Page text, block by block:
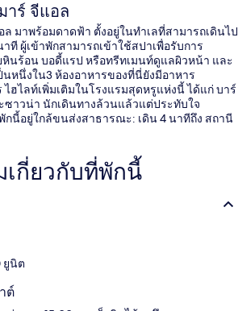
าร์ จีแอล
ล มาพร้อมดาดฟ้า ตั้งอยู่ในทำเลที่สามารถเดินไป
ที ผู้เข้าพักสามารถเข้าใช้สปาเพื่อรับการ
นร้อน บอดี้แรป หรือทรีทเมนท์ดูแลผิวหน้า และ
นหนึ่งใน3 ห้องอาหารของที่นี่ยังมีอาหาร
ไฮไลท์เพิ่มเติมในโรงแรมสุดหรูแห่งนี้ ได้แก่ บาร์
ซาวน่า นักเดินทางล้วนแล้วแต่ประทับใจ
นี้อยู่ใกล้ขนส่งสาธารณะ: เดิน 4 นาทีถึง สถานี
เกี่ยวกับที่พักนี้
ยูนิต
ต์